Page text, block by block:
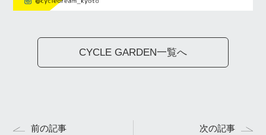
CYCLE GARDEN一覧へ
前の記事 次の記事